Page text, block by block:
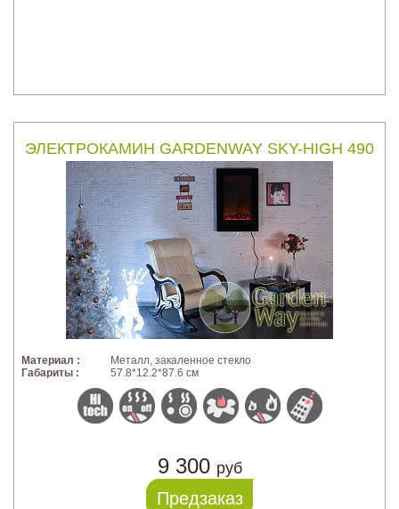
ЭЛЕКТРОКАМИН GARDENWAY SKY-HIGH 490
Материал :
Металл, закаленное стекло
Габариты :
57.8*12.2*87.6 см
9 300 руб
Предзаказ